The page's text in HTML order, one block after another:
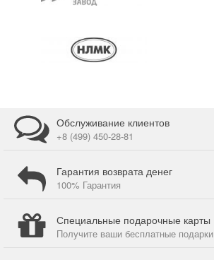
Обслуживание клиентов
+8 (499) 450-28-81
Гарантия возврата денег
100% Гарантия
Специальные подарочные карты
Получите ваши бесплатные подарки